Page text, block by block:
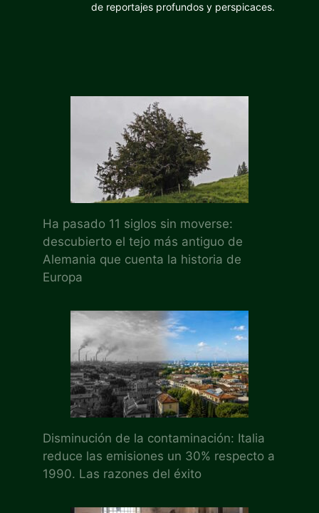
de reportajes profundos y perspicaces.
Ha pasado 11 siglos sin moverse:
descubierto el tejo más antiguo de
Alemania que cuenta la historia de
Europa
Disminución de la contaminación: Italia
reduce las emisiones un 30% respecto a
1990. Las razones del éxito